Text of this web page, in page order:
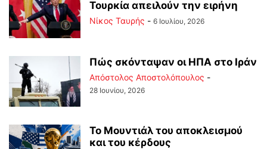
Τουρκία απειλούν την ειρήνη
Νίκος Ταυρής - 6 Ιουλίου, 2026
Πώς σκόνταψαν οι ΗΠΑ στο Ιράν
Απόστολος Αποστολόπουλος -
28 Ιουνίου, 2026
Το Μουντιάλ του αποκλεισμού
και του κέρδους